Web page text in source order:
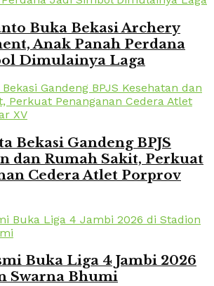
Buka Bekasi Archery
Anak Panah Perdana
Dimulainya Laga
Bekasi Gandeng BPJS
dan Rumah Sakit, Perkuat
Cedera Atlet Porprov
Buka Liga 4 Jambi 2026
Swarna Bhumi